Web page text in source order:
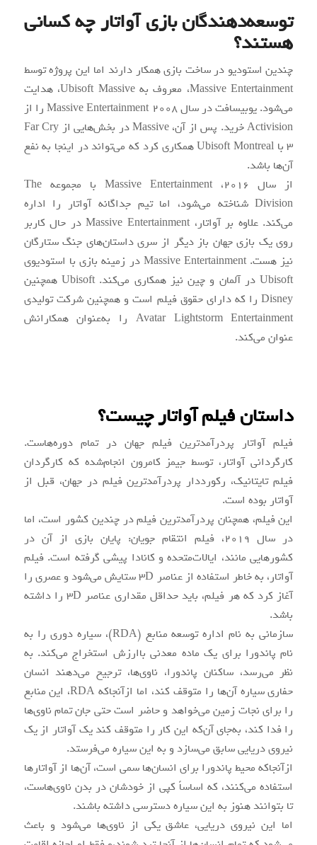
توسعه‌دهندگان بازی آواتار چه کسانی
هستند؟
چندین استودیو در ساخت بازی همکار دارند اما این پروژه توسط
Massive Entertainment، معروف به Ubisoft Massive، هدایت
می‌شود. یوبیسافت در سال ۲۰۰۸ Massive Entertainment را از
Activision خرید. پس‌ از آن، Massive در بخش‌هایی از Far Cry
۳ با Ubisoft Montreal همکاری کرد که می‌تواند در اینجا به نفع
آن‌ها باشد.
از سال ۲۰۱۶، Massive Entertainment با مجموعه The
Division شناخته می‌شود، اما تیم جداگانه آواتار را اداره
می‌کند. علاوه بر آواتار، Massive Entertainment در حال کاربر
روی یک بازی جهان باز دیگر از سری داستان‌های جنگ ستارگان
نیز هست. Massive Entertainment در زمینه بازی با استودیوی
Ubisoft در آلمان و چین نیز همکاری می‌کند. Ubisoft همچنین
Disney را که دارای حقوق فیلم است و همچنین شرکت تولیدی
Avatar Lightstorm Entertainment را به‌عنوان همکارانش
عنوان می‌کند.
داستان فیلم آواتار چیست؟
فیلم آواتار پردرآمدترین فیلم جهان در تمام دوره‌هاست.
کارگردانی آواتار، توسط جیمز کامرون انجام‌شده که کارگردان
فیلم تایتانیک، رکورددار پردرآمدترین فیلم در جهان، قبل از
آواتار بوده است.
این فیلم، همچنان پردرآمدترین فیلم در چندین کشور است، اما
در سال ۲۰۱۹، فیلم انتقام جویان: پایان بازی از آن در
کشورهایی مانند، ایالات‌متحده و کانادا پیشی گرفته است. فیلم
آواتار، به خاطر استفاده از عناصر ۳D ستایش می‌شود و عصری را
آغاز کرد که هر فیلم، باید حداقل مقداری عناصر ۳D را داشته
باشد.
سازمانی به نام اداره توسعه منابع (RDA)، سیاره دوری را به
نام پاندورا برای یک ماده معدنی باارزش استخراج می‌کند. به
نظر می‌رسد، ساکنان پاندورا، ناوی‌ها، ترجیح می‌دهند انسان
حفاری سیاره آن‌ها را متوقف کند، اما ازآنجاکه RDA، این منابع
را برای نجات زمین می‌خواهد و حاضر است حتی جان تمام ناوی‌ها
را فدا کند، به‌جای آن‌که این کار را متوقف کند یک آواتار از یک
نیروی دریایی سابق می‌سازد و به این سیاره می‌فرستد.
ازآنجاکه محیط پاندورا برای انسان‌ها سمی است، آن‌ها از آواتارها
استفاده می‌کنند، که اساساً کپی از خودشان در بدن ناوی‌هاست،
تا بتوانند هنوز به این سیاره دسترسی داشته باشند.
اما این نیروی دریایی، عاشق یکی از ناوی‌ها می‌شود و باعث